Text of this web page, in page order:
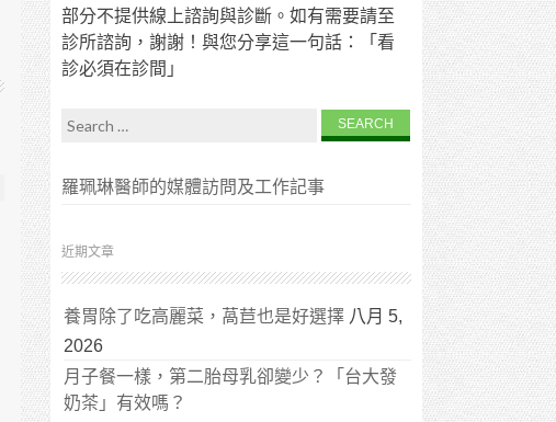
部分不提供線上諮詢與診斷。如有需要請至
診所諮詢，謝謝！與您分享這一句話：「看
診必須在診間」
Search for:
羅珮琳醫師的媒體訪問及工作記事
近期文章
養胃除了吃高麗菜，萵苣也是好選擇 八月 5,
2026
月子餐一樣，第二胎母乳卻變少？「台大發
奶茶」有效嗎？